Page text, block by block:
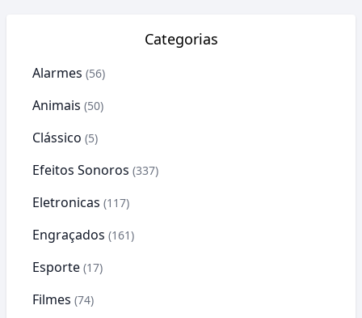
Categorias
Alarmes (56)
Animais (50)
Clássico (5)
Efeitos Sonoros (337)
Eletronicas (117)
Engraçados (161)
Esporte (17)
Filmes (74)